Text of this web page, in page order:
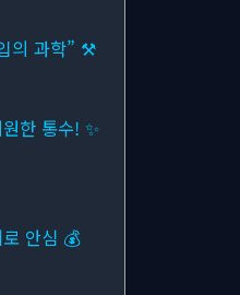
의 과학” ⚒
한 통수! ✨
안심 💰